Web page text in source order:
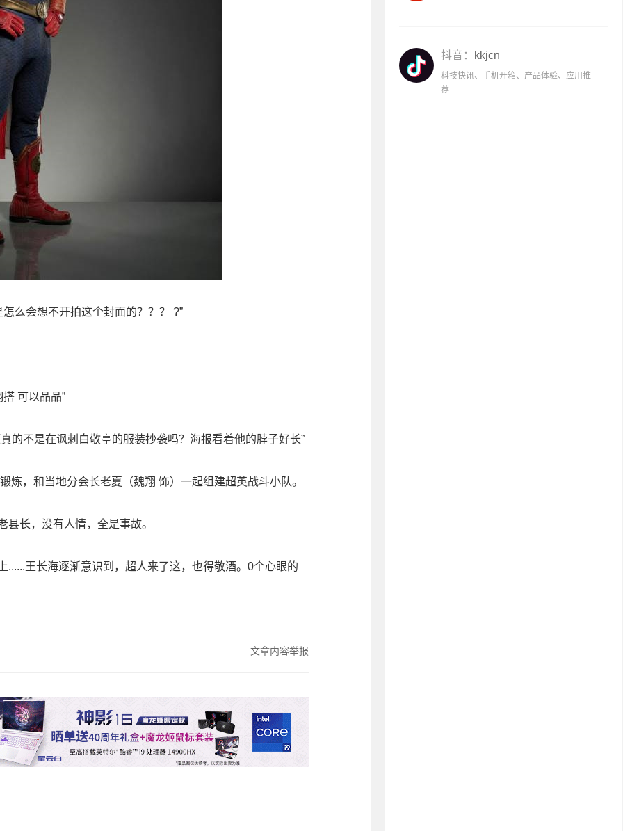
么会想不开拍这个封面的？？？ ?”
可以品品”
的不是在讽刺白敬亭的服装抄袭吗？海报看着他的脖子好长”
炼，和当地分会长老夏（魏翔 饰）一起组建超英战斗小队。
长，没有人情，全是事故。
王长海逐渐意识到，超人来了这，也得敬酒。0个心眼的
文章内容举报
抖音： kkjcn
科技快讯、手机开箱、产品体验、应用推
荐...